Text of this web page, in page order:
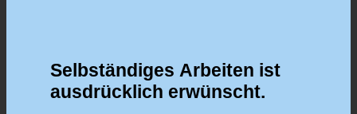
Selbständiges Arbeiten ist
ausdrücklich erwünscht.